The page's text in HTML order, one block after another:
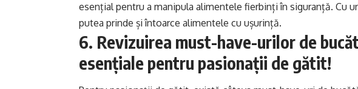
esențial pentru a manipula alimentele fierbinți în siguranță. Cu
putea prinde și întoarce alimentele cu ușurință.
6. Revizuirea must-have-urilor de
esențiale pentru pasionații de gătit!